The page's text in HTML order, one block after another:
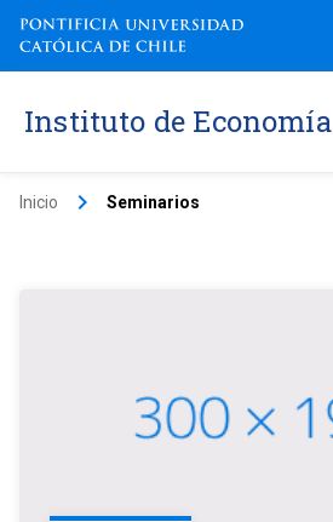
Instituto de Economía
Inicio keyboard_arrow_right Seminarios